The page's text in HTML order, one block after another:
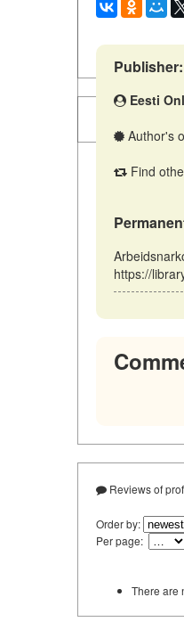
Publisher:
Eesti
Author's
Find
https://
Reviews of
Order by:
Per page:
There are